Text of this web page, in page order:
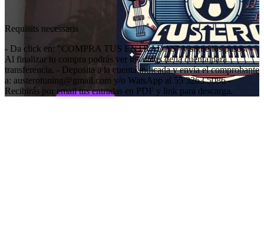
Requisits necessaris
- Da click en: "COMPRA TUS ENTRADAS" y sigue los pasos. -
Al finalizar tu compra podrás ver los datos de la cuenta para
transferencia. - Deposita a la cuenta indicada y envía el comprobante
a: austerotuning@gmail.com y/o WatsApp al 55 3263 5086 -
Recibirás por email tus entradas en PDF y link para descarga.